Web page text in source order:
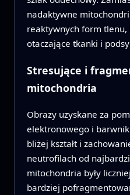
nadaktywne
reaktywnych form tlenu,
otaczające tkanki i
Stresujące i
mitochondria
Obrazy uzyskane za
elektronowego i
bliżej kształt i
neutrofilach od
mitochondria były
bardziej